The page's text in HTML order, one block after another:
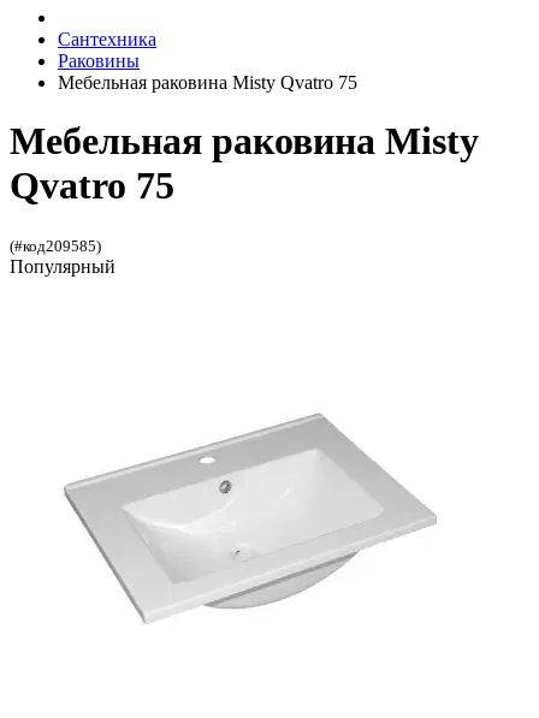
Сантехника
Раковины
Мебельная раковина Misty Qvatro 75
Мебельная раковина Misty
Qvatro 75
(#код209585)
Популярный